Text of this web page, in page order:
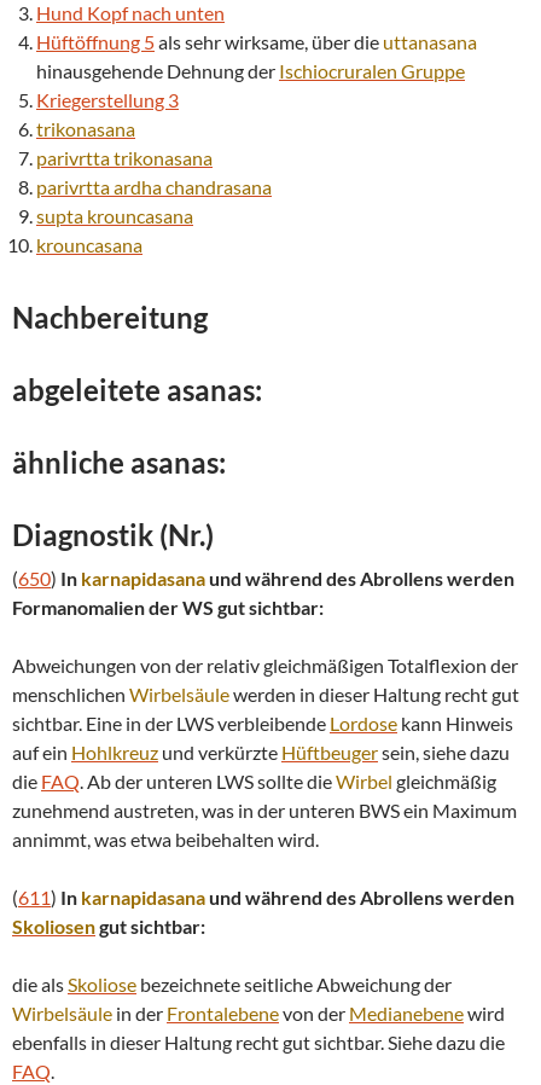
Hund Kopf nach unten
Hüftöffnung 5als sehr wirksame, über die uttanasana
hinausgehende Dehnung der Ischiocruralen Gruppe
Kriegerstellung 3
trikonasana
parivrttatrikonasana
parivrttaardha chandrasana
supta krouncasana
krouncasana
Nachbereitung
abgeleitete asanas:
ähnliche asanas:
Diagnostik (Nr.)
(650) In karnapidasanaund während des Abrollens werden
Formanomalien der WS gut sichtbar:
Abweichungen von der relativ gleichmäßigen Totalflexion der
menschlichen Wirbelsäulewerden in dieser Haltung recht gut
sichtbar. Eine in der LWS verbleibende Lordose kann Hinweis
auf ein Hohlkreuz und verkürzte Hüftbeugersein, siehe dazu
die FAQ. Ab der unteren LWS sollte dieWirbel gleichmäßig
zunehmend austreten, was in der unteren BWS ein Maximum
annimmt, was etwa beibehalten wird.
(611) In karnapidasanaund während des Abrollens werden
Skoliosengut sichtbar:
die alsSkoliose bezeichnete seitliche Abweichung der
Wirbelsäule in der Frontalebenevon der Medianebenewird
ebenfalls in dieser Haltung recht gut sichtbar. Siehe dazu die
FAQ.